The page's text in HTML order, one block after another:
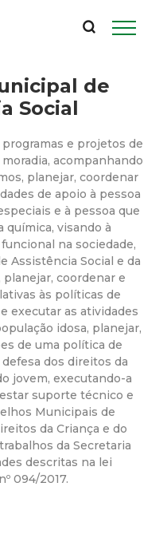
de
Social
e projetos de
acompanhando
planejar, coordenar
de apoio à pessoa
e à pessoa que
visando à
na sociedade,
Assistência Social e da
coordenar e
às políticas de
executar as atividades
idosa, planejar,
de uma política de
dos direitos da
jovem, executando-a
suporte técnico e
Municipais de
da Criança e do
da Secretaria
descritas na lei
094/2017.